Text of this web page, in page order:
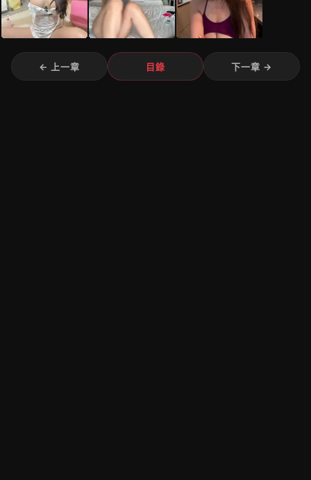
← 上一章 目錄 下一章 →